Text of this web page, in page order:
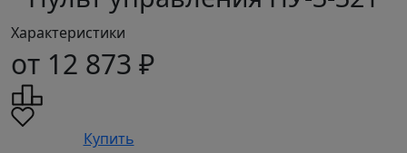
Характеристики
от 12 873 ₽
Купить